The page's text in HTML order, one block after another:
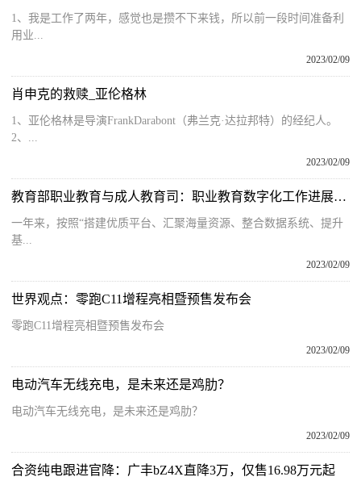
1、我是工作了两年，感觉也是攒不下来钱，所以前一段时间准备利
用业...
2023/02/09
肖申克的救赎_亚伦格林
1、亚伦格林是导演FrankDarabont（弗兰克·达拉邦特）的经纪人。
2、...
2023/02/09
教育部职业教育与成人教育司：职业教育数字化工作进展情况
一年来，按照“搭建优质平台、汇聚海量资源、整合数据系统、提升
基...
2023/02/09
世界观点：零跑C11增程亮相暨预售发布会
零跑C11增程亮相暨预售发布会
2023/02/09
电动汽车无线充电，是未来还是鸡肋？
电动汽车无线充电，是未来还是鸡肋？
2023/02/09
合资纯电跟进官降：广丰bZ4X直降3万，仅售16.98万元起